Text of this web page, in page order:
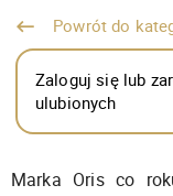
Powrót do
Zaloguj się lub
ulubionych
Marka Oris co